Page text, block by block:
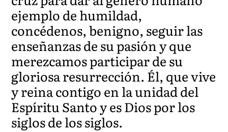
ejemplo de humildad,
concédenos, benigno, seguir las
enseñanzas de su pasión y que
merezcamos participar de su
gloriosa resurrección. Él, que vive
yreina contigo en la unidad del
Espíritu Santo y es Dios por los
siglos de los siglos.